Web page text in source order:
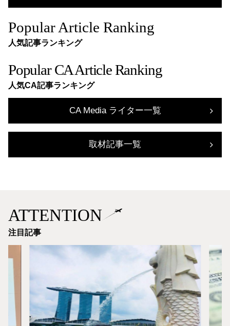
Popular Article Ranking
人気記事ランキング
Popular CA Article Ranking
人気CA記事ランキング
CA Media ライター一覧
取材記事一覧
ATTENTION
注目記事